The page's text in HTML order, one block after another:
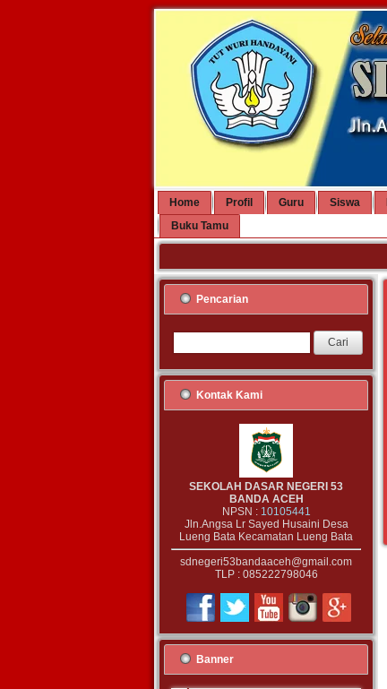
Home Profil Guru Siswa
Buku Tamu
Pencarian
Kontak Kami
SEKOLAH DASAR NEGERI 53
BANDA ACEH
NPSN : 10105441
Jln.Angsa Lr Sayed Husaini Desa
Lueng Bata Kecamatan Lueng Bata
sdnegeri53bandaaceh@gmail.com
TLP : 085222798046
Banner